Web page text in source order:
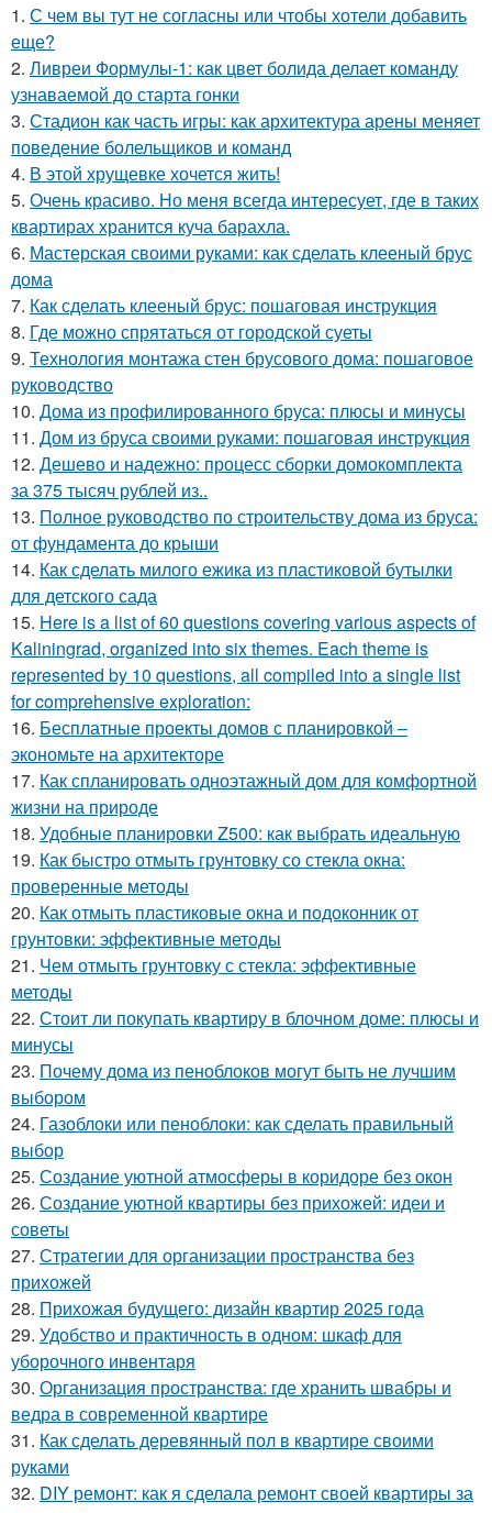
1. С чем вы тут не согласны или чтобы хотели добавить
еще?
2. Ливреи Формулы-1: как цвет болида делает команду
узнаваемой до старта гонки
3. Стадион как часть игры: как архитектура арены меняет
поведение болельщиков и команд
4. В этой хрущевке хочется жить!
5. Очень красиво. Но меня всегда интересует, где в таких
квартирах хранится куча барахла.
6. Мастерская своими руками: как сделать клееный брус
дома
7. Как сделать клееный брус: пошаговая инструкция
8. Где можно спрятаться от городской суеты
9. Технология монтажа стен брусового дома: пошаговое
руководство
10. Дома из профилированного бруса: плюсы и минусы
11. Дом из бруса своими руками: пошаговая инструкция
12. Дешево и надежно: процесс сборки домокомплекта
за 375 тысяч рублей из..
13. Полное руководство по строительству дома из бруса:
от фундамента до крыши
14. Как сделать милого ежика из пластиковой бутылки
для детского сада
15. Here is a list of 60 questions covering various aspects of
Kaliningrad, organized into six themes. Each theme is
represented by 10 questions, all compiled into a single list
for comprehensive exploration:
16. Бесплатные проекты домов с планировкой –
экономьте на архитекторе
17. Как спланировать одноэтажный дом для комфортной
жизни на природе
18. Удобные планировки Z500: как выбрать идеальную
19. Как быстро отмыть грунтовку со стекла окна:
проверенные методы
20. Как отмыть пластиковые окна и подоконник от
грунтовки: эффективные методы
21. Чем отмыть грунтовку с стекла: эффективные
методы
22. Стоит ли покупать квартиру в блочном доме: плюсы и
минусы
23. Почему дома из пеноблоков могут быть не лучшим
выбором
24. Газоблоки или пеноблоки: как сделать правильный
выбор
25. Создание уютной атмосферы в коридоре без окон
26. Создание уютной квартиры без прихожей: идеи и
советы
27. Стратегии для организации пространства без
прихожей
28. Прихожая будущего: дизайн квартир 2025 года
29. Удобство и практичность в одном: шкаф для
уборочного инвентаря
30. Организация пространства: где хранить швабры и
ведра в современной квартире
31. Как сделать деревянный пол в квартире своими
руками
32. DIY ремонт: как я сделала ремонт своей квартиры за